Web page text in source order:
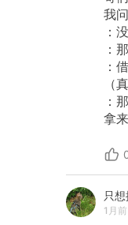
我
：
：
：
（
：
拿
只
1月前